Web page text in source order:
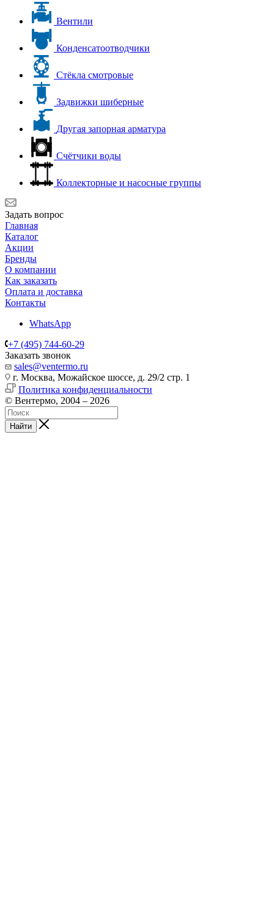
Вентили
Конденсатоотводчики
Стёкла смотровые
Задвижки шиберные
Другая запорная арматура
Счётчики воды
Коллекторные и насосные группы
Задать вопрос
Главная
Каталог
Акции
Бренды
О компании
Как заказать
Оплата и доставка
Контакты
WhatsApp
+7 (495) 744-60-29
Заказать звонок
sales@ventermo.ru
г. Москва, Можайское шоссе, д. 29/2 стр. 1
Политика конфиденциальности
© Вентермо, 2004 – 2026
Найти